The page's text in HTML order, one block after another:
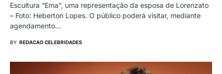
Escultura “Ema”, uma representação da esposa de Lorenzato
– Foto: Heberton Lopes. O público poderá visitar, mediante
agendamento…
BY REDACAO CELEBRIDADES